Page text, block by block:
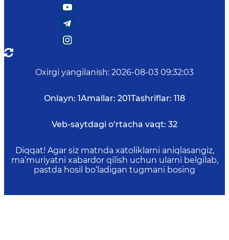
Oxirgi yangilanish: 2026-08-03 09:32:03
Onlayn: 1Amallar: 201Tashriflar: 118
Veb-saytdagi o‘rtacha vaqt: 32
Diqqat! Agar siz matnda xatoliklarni aniqlasangiz,
ma’muriyatni xabardor qilish uchun ularni belgilab,
pastda hosil bo‘ladigan tugmani bosing